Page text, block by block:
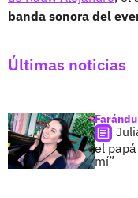
banda sonora del
Últimas noticias
el
mí”